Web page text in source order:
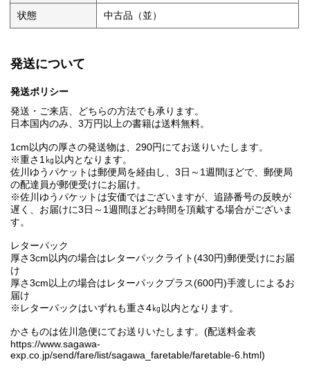
状態 中古品（並）
発送について
発送ポリシー
発送・ご来店、どちらの方法でも承ります。
日本国内のみ、3万円以上の書籍は送料無料。
1cm以内の厚さの発送物は、290円にてお送りいたします。
※重さ1㎏以内となります。
佐川ゆうパケットは郵便局を経由し、3日～1週間ほどで、郵便局
の配達員が郵便受けにお届け。
※佐川ゆうパケットは安価ではございますが、追跡番号の反映が
遅く、お届けに3日～1週間ほどお時間を頂戴する場合がございま
す。
レターパック
厚さ3cm以内の場合はレターパックライト(430円)郵便受けにお届
け
厚さ3cm以上の場合はレターパックプラス(600円)手渡しによるお
届け
※レターパックはいずれも重さ4㎏以内となります。
かさものは佐川急便にてお送りいたします。(配送料金表
https://www.sagawa-
exp.co.jp/send/fare/list/sagawa_faretable/faretable-6.html)